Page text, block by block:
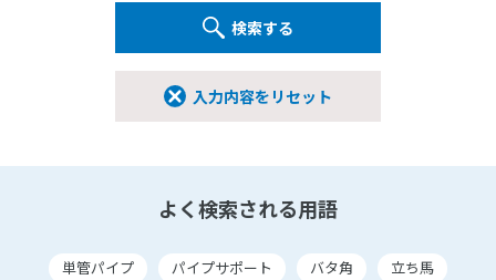
入力内容をリセット
検索する
よく検索される用語
単管パイプ パイプサポート バタ角
立ち馬